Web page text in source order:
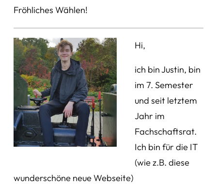
Fröhliches Wählen!
Hi,
ich bin Justin, bin
im 7. Semester
und seit letztem
Jahr im
Fachschaftsrat.
Ich bin für die IT
(wie z.B. diese
wunderschöne neue Webseite)